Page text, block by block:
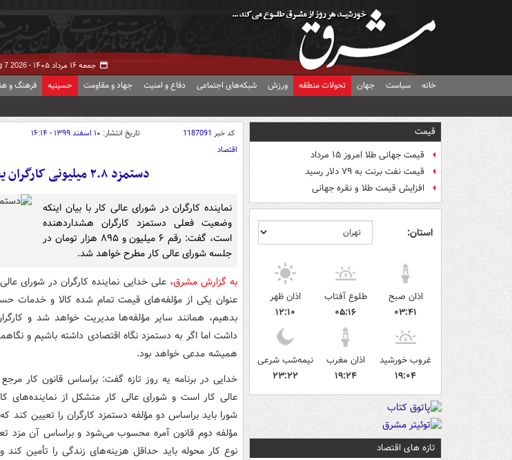
جمعه ۱۶ مرداد ۱۴۰۵ - 7 2026
خانه سیاست جهان تحولات منطقه ورزش شبکه‌های اجتماعی دفاع و امنیت جهاد و مقاومت حسینیه فرهنگ و
قیمت
قیمت جهانی طلا امروز ۱۵ مرداد
قیمت نفت برنت به ۷۹ دلار رسید
افزایش قیمت طلا و نقره جهانی
استان:
اذان صبح
۰۳:۴۱
طلوع آفتاب
۰۵:۱۶
اذان ظهر
۱۲:۱۰
غروب خورشید
۱۹:۰۴
اذان مغرب
۱۹:۲۴
نیمه‌شب شرعی
۲۳:۲۲
تازه های اقتصاد
کد خبر 1187091 تاریخ انتشار: ۱۰ اسفند ۱۳۹۹ - ۱۶:۱۴
اقتصاد
دستمزد ۲.۸ میلیونی کارگران یعنی فاجعه
نماینده کارگران در شورای عالی کار با بیان اینکه
وضعیت فعلی دستمزد کارگران هشداردهنده
است، گفت: رقم ۶ میلیون و ۸۹۵ هزار تومان در
جلسه شورای عالی کار مطرح خواهد شد.
به گزارش مشرق، علی خدایی نماینده کارگران در شورای
عنوان یکی از مؤلفه‌های قیمت تمام شده کالا و خدمات
بدهیم، همانند سایر مؤلفه‌ها مدیریت خواهد شد و
داشت اما اگر به دستمزد نگاه اقتصادی داشته باشیم و
همیشه مدعی خواهد بود.
خدایی در برنامه یه روز تازه گفت: براساس قانون کار
عالی کار است و شورای عالی کار متشکل از نماینده‌های
شورا باید براساس دو مؤلفه دستمزد کارگران را تعیین کند
مؤلفه دوم قانون آمره محسوب می‌شود و براساس آن مزد
نوع کار محوله باید حداقل هزینه‌های زندگی را تأمین